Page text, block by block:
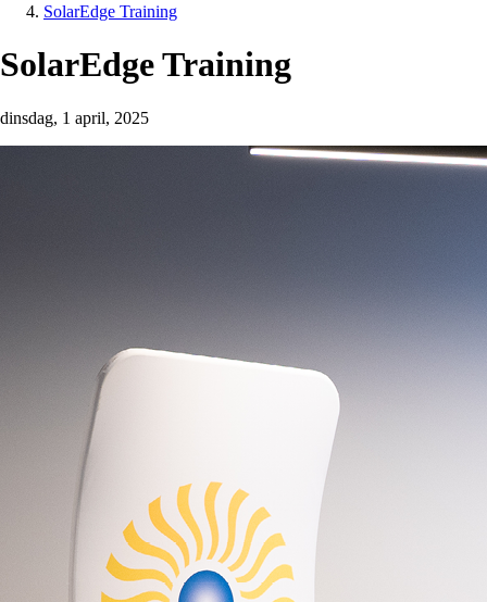
SolarEdge Training
SolarEdge Training
dinsdag, 1 april, 2025